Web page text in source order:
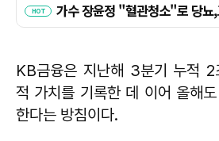
KB금융은 지난해 3분기 누적
적 가치를 기록한 데 이어 올해
한다는 방침이다.